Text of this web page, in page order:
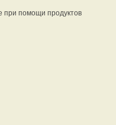
при помощи продуктов